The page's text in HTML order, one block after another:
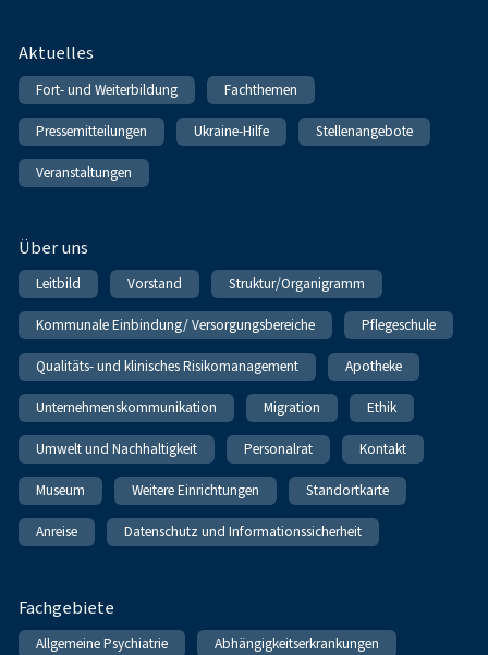
Fußnavigation
Aktuelles
Fort- und Weiterbildung Fachthemen
Pressemitteilungen Ukraine-Hilfe Stellenangebote
Veranstaltungen
Über uns
Leitbild Vorstand Struktur/Organigramm
Kommunale Einbindung/ Versorgungsbereiche Pflegeschule
Qualitäts- und klinisches Risikomanagement Apotheke
Unternehmenskommunikation Migration Ethik
Umwelt und Nachhaltigkeit Personalrat Kontakt
Museum Weitere Einrichtungen Standortkarte
Anreise Datenschutz und Informationssicherheit
Fachgebiete
Allgemeine Psychiatrie Abhängigkeitserkrankungen